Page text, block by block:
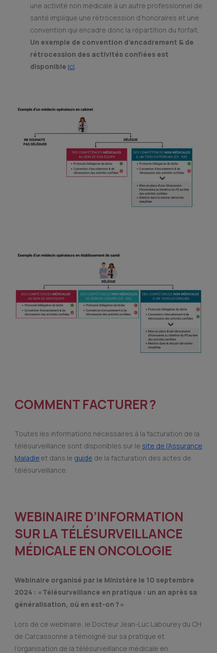
une activité non médicale à un autre professionnel de
santé implique une rétrocession d’honoraires et une
convention qui encadre donc la répartition du forfait.
Un exemple de convention d’encadrement & de
rétrocession des activités confiées est
disponible ici
COMMENT FACTURER ?
Toutes les informations nécessaires à la facturation de la
télésurveillance sont disponibles sur le site de l’Assurance
Maladie et dans le guide de la facturation des actes de
télésurveillance.
WEBINAIRE D’INFORMATION
SUR LA TÉLÉSURVEILLANCE
MÉDICALE EN ONCOLOGIE
Webinaire organisé par le Ministère le 10 septembre
2024 : « Télésurveillance en pratique : un an après sa
généralisation, où en est-on ? »
Lors de ce webinaire, le Docteur Jean-Luc Labourey du CH
de Carcassonne a témoigné sur sa pratique et
l’organisation de la télésurveillance médicale en